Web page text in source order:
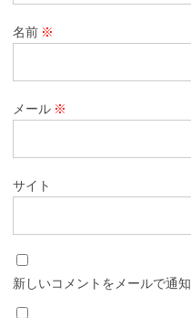
名前 ※
メール ※
サイト
新しいコメントをメールで通知